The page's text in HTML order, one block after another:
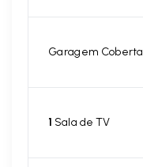
Garagem Coberta
1 Sala de TV